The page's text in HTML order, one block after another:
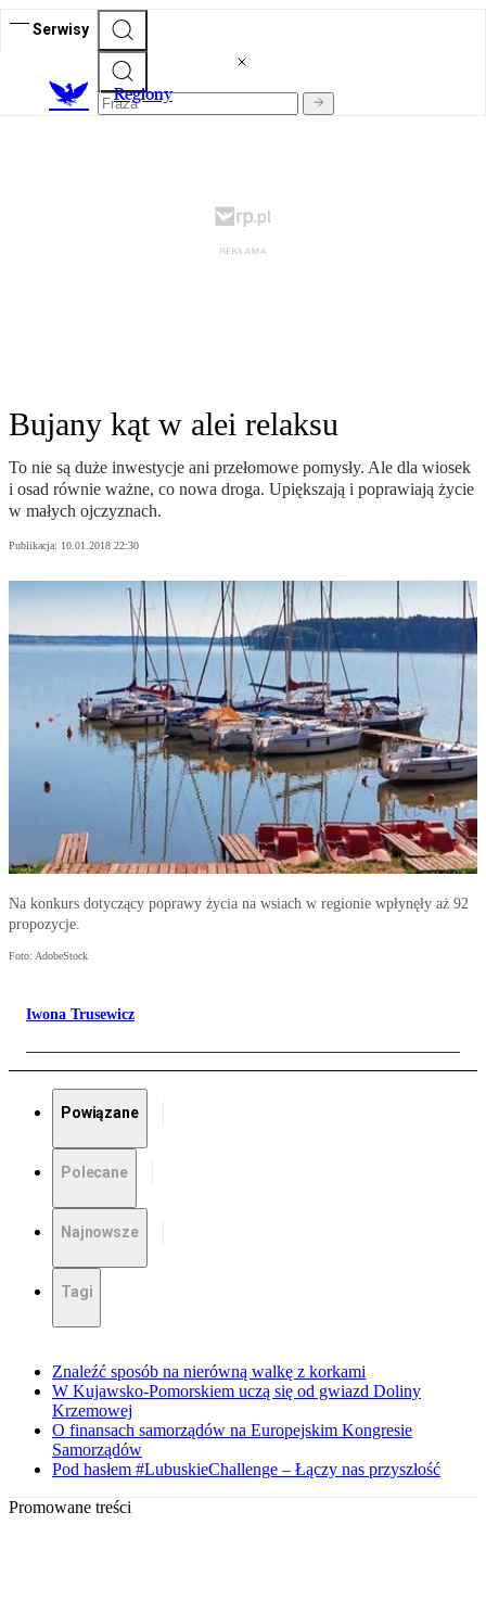
Serwisy
Regiony
Bujany kąt w alei relaksu
To nie są duże inwestycje ani przełomowe pomysły. Ale dla wiosek
i osad równie ważne, co nowa droga. Upiększają i poprawiają życie
w małych ojczyznach.
Publikacja: 10.01.2018 22:30
Na konkurs dotyczący poprawy życia na wsiach w regionie wpłynęły aż 92
propozycje.
Foto: AdobeStock
Iwona Trusewicz
Powiązane
Polecane
Najnowsze
Tagi
Znaleźć sposób na nierówną walkę z korkami
W Kujawsko-Pomorskiem uczą się od gwiazd Doliny
Krzemowej
O finansach samorządów na Europejskim Kongresie
Samorządów
Pod hasłem #LubuskieChallenge – Łączy nas przyszłość
Promowane treści